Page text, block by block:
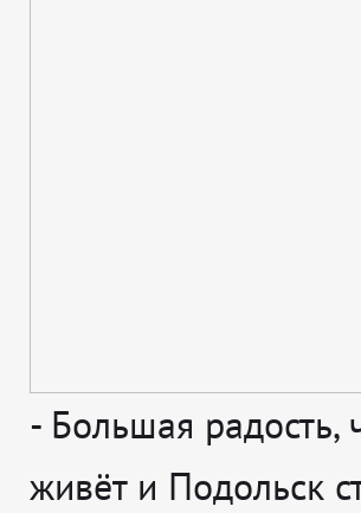
- Большая
живёт и Подольск